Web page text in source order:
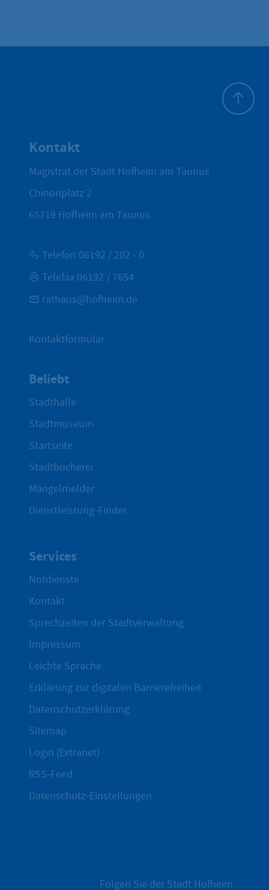
Kontakt
Magistrat der Stadt Hofheim am Taunus
Chinonplatz 2
65719 Hofheim am Taunus
Telefon 06192 / 202 - 0
Telefax 06192 / 7654
rathaus@hofheim.de
Kontaktformular
Beliebt
Stadthalle
Stadtmuseum
Startseite
Stadtbücherei
Mängelmelder
Dienstleistung-Finder
Services
Notdienste
Kontakt
Sprechzeiten der Stadtverwaltung
Impressum
Leichte Sprache
Erklärung zur digitalen Barrierefreiheit
Datenschutzerklärung
Sitemap
Login (Extranet)
RSS-Feed
Datenschutz-Einstellungen
Folgen Sie der Stadt Hofheim